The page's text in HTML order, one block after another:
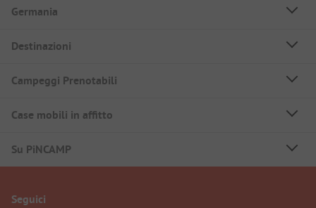
Germania
Destinazioni
Campeggi Prenotabili
Case mobili in affitto
Su PiNCAMP
Seguici